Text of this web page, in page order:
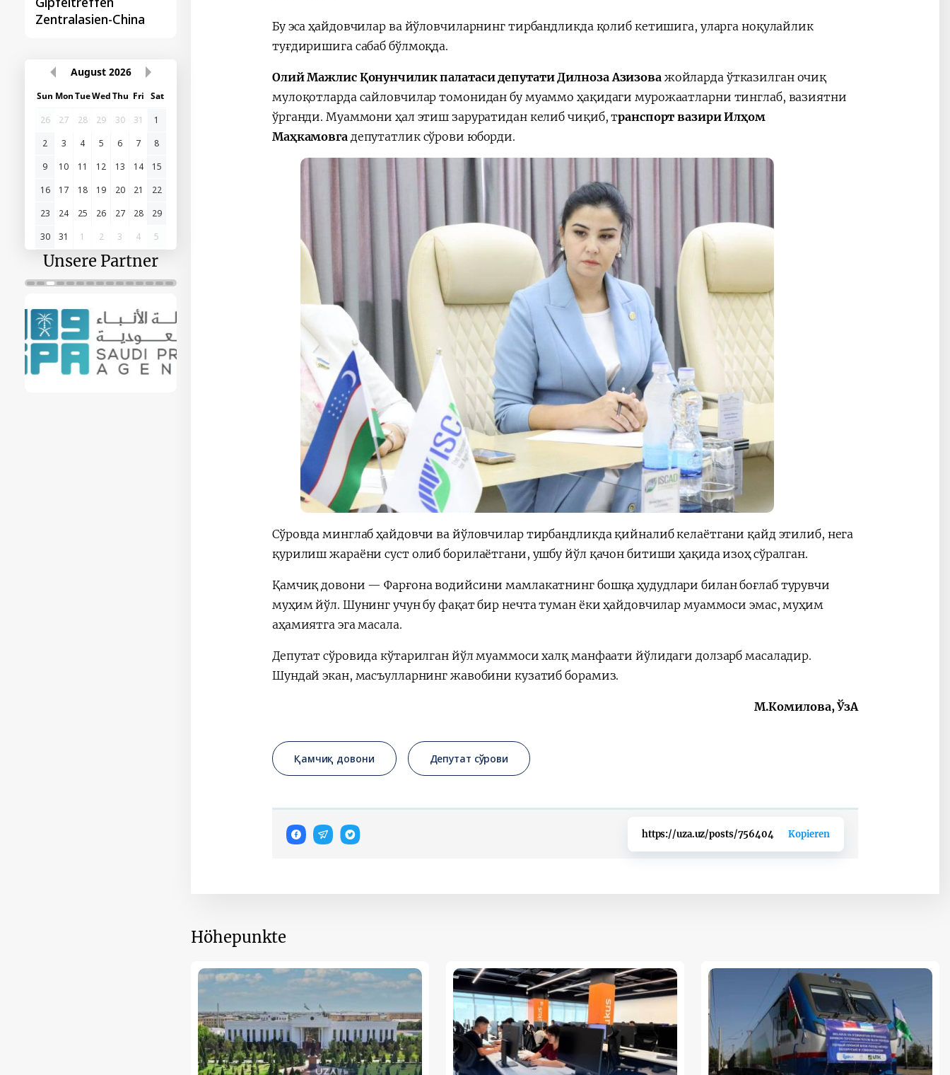
Zentralasien-China
August 2026
Sun MonTueWedThu Fri Sat
26
27 28 29 30 31
1
2
3 4 5 6 7
8
9
10 11 12 13 14
15
16
17 18 19 20 21
22
23
24 25 26 27 28
29
30
31 1 2 3 4 5
Unsere Partner
Бу эса ҳайдовчилар ва йўловчиларнинг тирбандликда қолиб кетишига, уларга ноқулайлик
туғдиришига сабаб бўлмоқда.
Олий Мажлис Қонунчилик палатаси депутати Дилноза Азизова жойларда ўтказилган очиқ
мулоқотларда сайловчилар томонидан бу муаммо ҳақидаги мурожаатларни тинглаб, вазиятни
ўрганди. Муаммони ҳал этиш заруратидан келиб чиқиб, транспорт вазири Илҳом
Маҳкамовга депутатлик сўрови юборди.
Сўровда минглаб ҳайдовчи ва йўловчилар тирбандликда қийналиб келаётгани қайд этилиб, нега
қурилиш жараёни суст олиб борилаётгани, ушбу йўл қачон битиши ҳақида изоҳ сўралган.
Қамчиқ довони — Фарғона водийсини мамлакатнинг бошқа ҳудудлари билан боғлаб турувчи
муҳим йўл. Шунинг учун бу фақат бир нечта туман ёки ҳайдовчилар муаммоси эмас, муҳим
аҳамиятга эга масала.
Депутат сўровида кўтарилган йўл муаммоси халқ манфаати йўлидаги долзарб масаладир.
Шундай экан, масъулларнинг жавобини кузатиб борамиз.
М.Комилова, ЎзА
Қамчиқ довони Депутат сўрови
https://uza.uz/posts/756404 Kopieren
Höhepunkte